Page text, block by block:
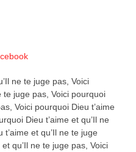
ne te juge pas, Voici
te juge pas, Voici pourquoi
Voici pourquoi Dieu t’aime
Dieu t’aime et qu’Il ne
et qu’Il ne te juge
qu’Il ne te juge pas, Voici